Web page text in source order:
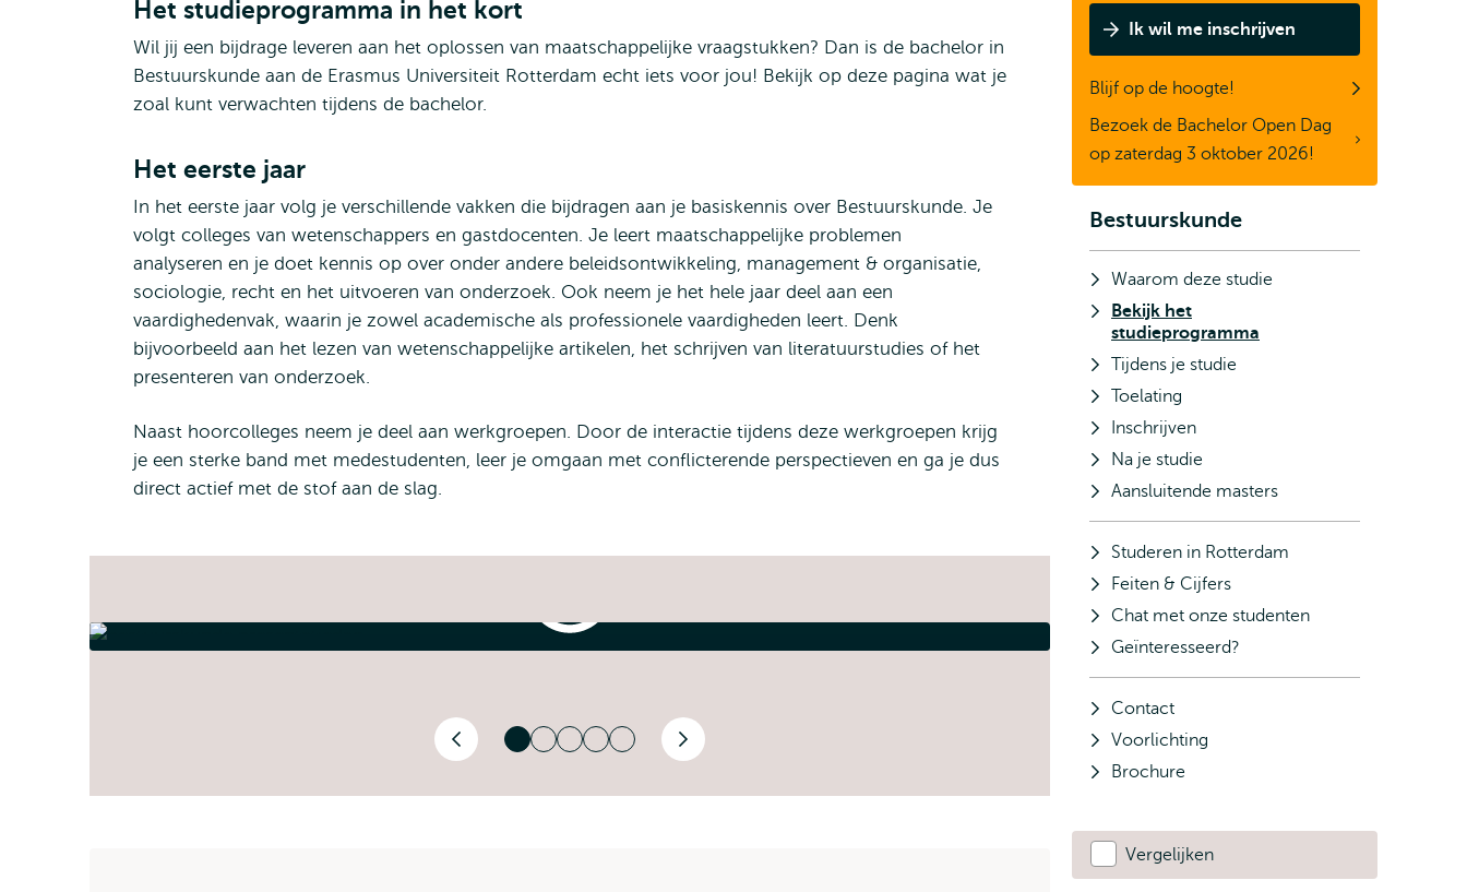
Het studieprogramma in het kort
Wil jij een bijdrage leveren aan het oplossen van maatschappelijke vraagstukken? Dan is de bachelor in
Bestuurskunde aan de Erasmus Universiteit Rotterdam echt iets voor jou! Bekijk op deze pagina wat je
zoal kunt verwachten tijdens de bachelor.
Het eerste jaar
In het eerste jaar volg je verschillende vakken die bijdragen aan je basiskennis over Bestuurskunde. Je
volgt colleges van wetenschappers en gastdocenten. Je leert maatschappelijke problemen
analyseren en je doet kennis op over onder andere beleidsontwikkeling, management & organisatie,
sociologie, recht en het uitvoeren van onderzoek. Ook neem je het hele jaar deel aan een
vaardighedenvak, waarin je zowel academische als professionele vaardigheden leert. Denk
bijvoorbeeld aan het lezen van wetenschappelijke artikelen, het schrijven van literatuurstudies of het
presenteren van onderzoek.
Naast hoorcolleges neem je deel aan werkgroepen. Door de interactie tijdens deze werkgroepen krijg
je een sterke band met medestudenten, leer je omgaan met conflicterende perspectieven en ga je dus
direct actief met de stof aan de slag.
presentatiedag
Vorige
Volgende
Ik wil me inschrijven
Blijf op de hoogte!
Bezoek de Bachelor Open Dag
op zaterdag 3 oktober 2026!
Subnavigatie
Bestuurskunde
Waarom deze studie
Bekijk het
studieprogramma
Tijdens je studie
Toelating
Inschrijven
Na je studie
Aansluitende masters
Studeren in Rotterdam
Feiten & Cijfers
Chat met onze studenten
Geïnteresseerd?
Contact
Voorlichting
Brochure
Vergelijken